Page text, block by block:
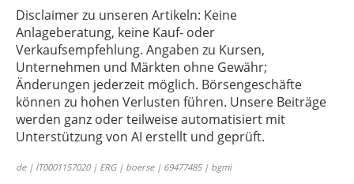
Disclaimer zu unseren Artikeln: Keine
Anlageberatung, keine Kauf- oder
Verkaufsempfehlung. Angaben zu Kursen,
Unternehmen und Märkten ohne Gewähr;
Änderungen jederzeit möglich. Börsengeschäfte
können zu hohen Verlusten führen. Unsere Beiträge
werden ganz oder teilweise automatisiert mit
Unterstützung von AI erstellt und geprüft.
de | IT0001157020 | ERG | boerse | 69477485 | bgmi